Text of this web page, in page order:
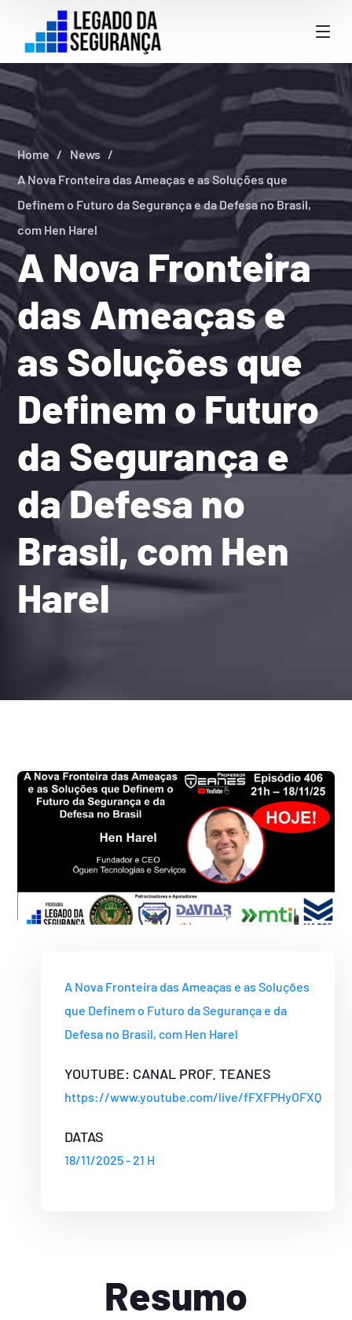
A Nova Fronteira
das Ameaças e
as Soluções que
Definem o Futuro
da Segurança e
da Defesa no
Brasil, com Hen
Harel
Home
News
A Nova Fronteira das Ameaças e as Soluções que
Definem o Futuro da Segurança e da Defesa no Brasil,
com Hen Harel
A Nova Fronteira das Ameaças e as Soluções
que Definem o Futuro da Segurança e da
Defesa no Brasil, com Hen Harel
YOUTUBE: CANAL PROF. TEANES
https://www.youtube.com/live/fFXFPHyOFXQ
DATAS
18/11/2025 - 21 H
Resumo